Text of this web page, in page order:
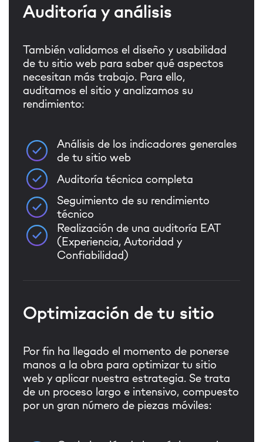
Auditoría y análisis
También validamos el diseño y usabilidad
de tu sitio web para saber qué aspectos
necesitan más trabajo. Para ello,
auditamos el sitio y analizamos su
rendimiento:
Análisis de los indicadores generales
de tu sitio web
Auditoría técnica completa
Seguimiento de su rendimiento
técnico
Realización de una auditoría EAT
(Experiencia, Autoridad y
Confiabilidad)
Optimización de tu sitio
Por fin ha llegado el momento de ponerse
manos a la obra para optimizar tu sitio
web y aplicar nuestra estrategia. Se trata
de un proceso largo e intensivo, compuesto
por un gran número de piezas móviles: